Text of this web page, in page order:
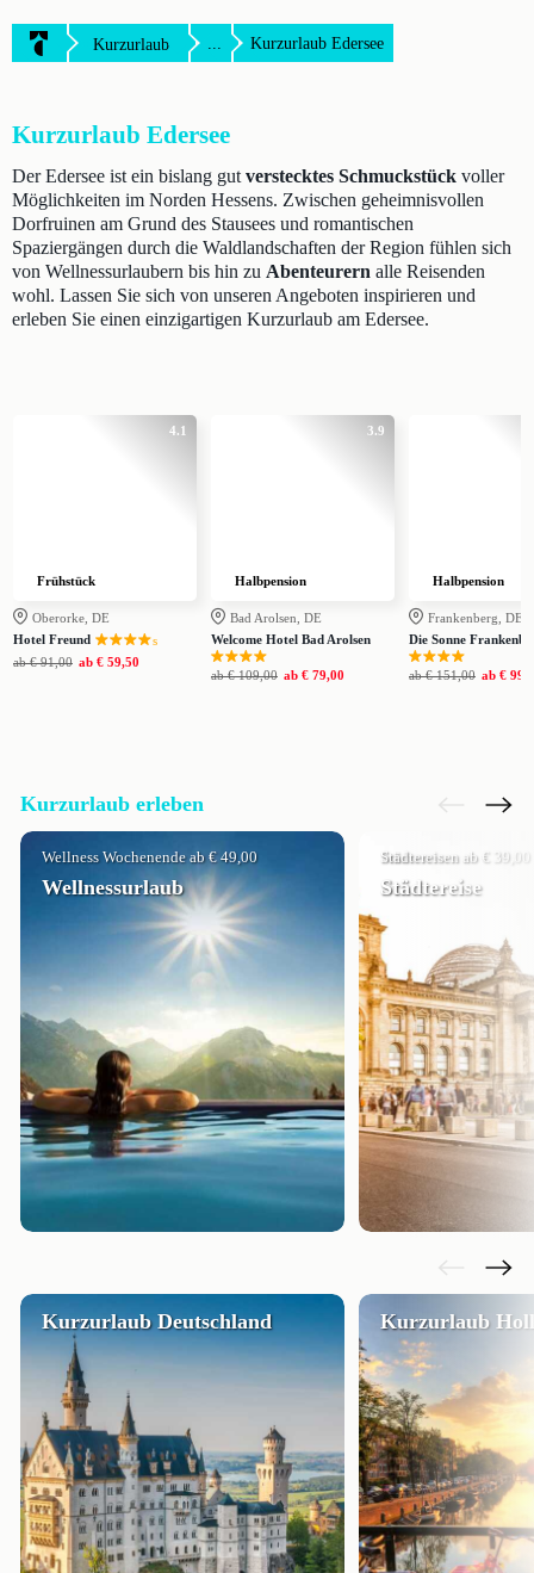
Kurzurlaub ... Kurzurlaub Edersee
Kurzurlaub Edersee
Der Edersee ist ein bislang gut verstecktes Schmuckstück voller
Möglichkeiten im Norden Hessens. Zwischen geheimnisvollen
Dorfruinen am Grund des Stausees und romantischen
Spaziergängen durch die Waldlandschaften der Region fühlen sich
von Wellnessurlaubern bis hin zu Abenteurern alle Reisenden
wohl. Lassen Sie sich von unseren Angeboten inspirieren und
erleben Sie einen einzigartigen Kurzurlaub am Edersee.
4.1
Frühstück
Oberorke, DE
Hotel Freund
s
ab € 91,00 ab € 59,50
3.9
Halbpension
Bad Arolsen, DE
Welcome Hotel Bad Arolsen
ab € 109,00 ab € 79,00
Halbpension
Frankenberg, DE
Die Sonne
ab € 151,00 ab €
Kurzurlaub erleben
Wellness Wochenende ab € 49,00
Wellnessurlaub
Städtereisen ab € 39,00
Städtereise
Kurzurlaub Deutschland Kurzurlaub